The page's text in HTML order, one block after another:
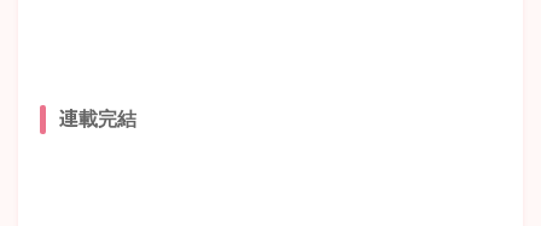
連載完結